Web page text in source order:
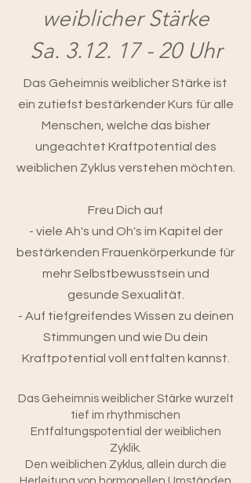
weiblicher Stärke
Sa. 3.12. 17 - 20 Uhr
Das Geheimnis weiblicher Stärke ist
ein zutiefst bestärkender Kurs für alle
Menschen, welche das bisher
ungeachtet Kraftpotential des
weiblichen Zyklus verstehen möchten.
Freu Dich auf
- viele Ah's und Oh's im Kapitel der
bestärkenden Frauenkörperkunde für
mehr Selbstbewusstsein und
gesunde Sexualität.
- Auf tiefgreifendes Wissen zu deinen
Stimmungen und wie Du dein
Kraftpotential voll entfalten kannst.
Das Geheimnis weiblicher Stärke wurzelt
tief im rhythmischen
Entfaltungspotential der weiblichen
Zyklik.
Den weiblichen Zyklus, allein durch die